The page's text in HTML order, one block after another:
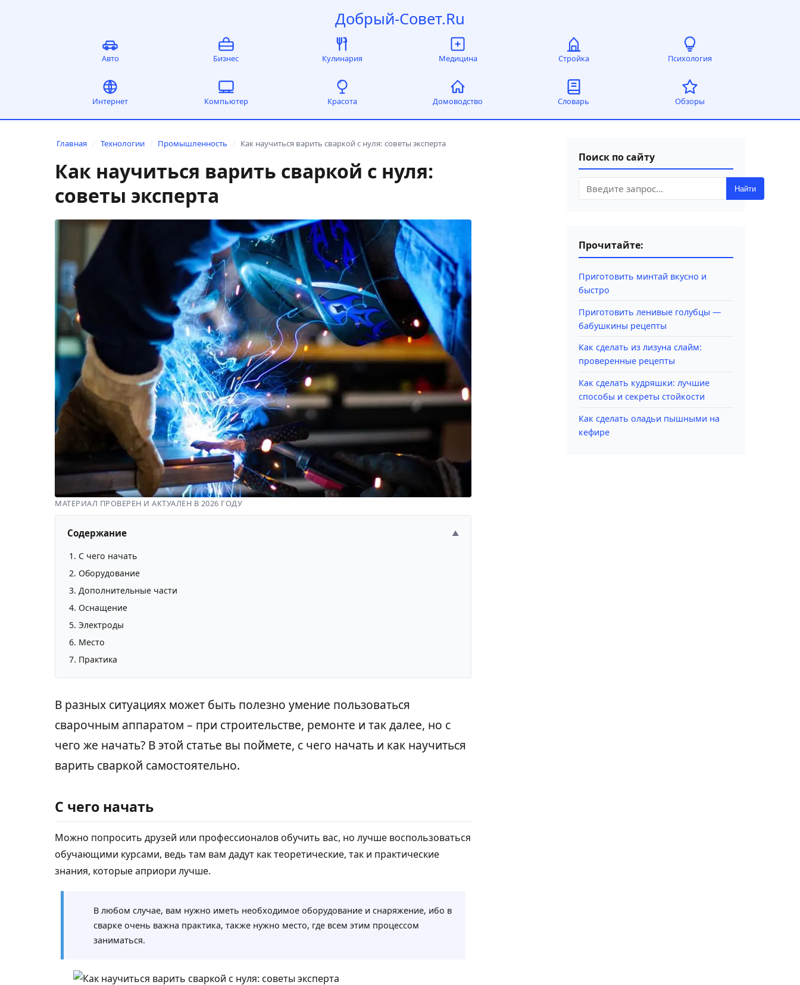
Добрый-Совет.Ru
Авто Бизнес Кулинария Медицина Стройка Психология
Интернет Компьютер Красота Домоводство Словарь Обзоры
Главная / Технологии / Промышленность / Как научиться варить сваркой с нуля: советы эксперта
Как научиться варить сваркой с нуля:
советы эксперта
МАТЕРИАЛ ПРОВЕРЕН И АКТУАЛЕН В 2026 ГОДУ
Содержание ▲
С чего начать
Оборудование
Дополнительные части
Оснащение
Электроды
Место
Практика
В разных ситуациях может быть полезно умение пользоваться
сварочным аппаратом – при строительстве, ремонте и так далее, но с
чего же начать? В этой статье вы поймете, с чего начать и как научиться
варить сваркой самостоятельно.
С чего начать
Можно попросить друзей или профессионалов обучить вас, но лучше воспользоваться
обучающими курсами, ведь там вам дадут как теоретические, так и практические
знания, которые априори лучше.
В любом случае, вам нужно иметь необходимое оборудование и снаряжение, ибо в
сварке очень важна практика, также нужно место, где всем этим процессом
заниматься.
Поиск по сайту
Найти
Прочитайте:
Приготовить минтай вкусно и
быстро
Приготовить ленивые голубцы —
бабушкины рецепты
Как сделать из лизуна слайм:
проверенные рецепты
Как сделать кудряшки: лучшие
способы и секреты стойкости
Как сделать оладьи пышными на
кефире